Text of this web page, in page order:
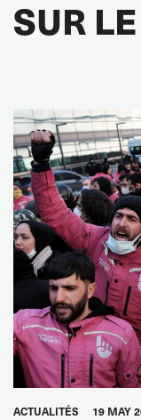
SUR
ACTUALITÉS 19 MAY